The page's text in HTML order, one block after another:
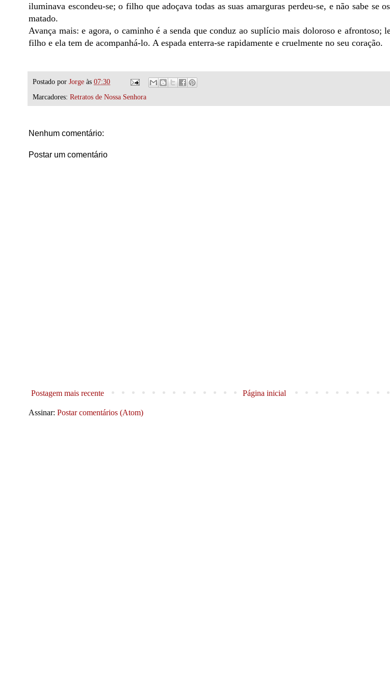
iluminava escondeu-se; o filho que adoçava todas as suas amarguras perdeu-se, e não sabe se
matado.
Avança mais: e agora, o caminho é a senda que conduz ao suplício mais doloroso e afrontoso;
filho e ela tem de acompanhá-lo. A espada enterra-se rapidamente e cruelmente no seu coração.
Postado por Jorge às 07:30
Marcadores: Retratos de Nossa Senhora
Nenhum comentário:
Postar um comentário
Postagem mais recente Página inicial
Assinar: Postar comentários (Atom)